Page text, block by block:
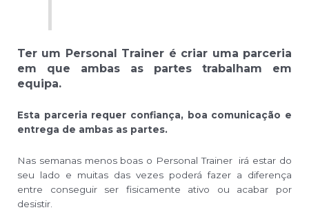
Ter um Personal Trainer é criar uma parceria
em que ambas as partes trabalham em
equipa.
Esta parceria requer confiança, boa comunicação e
entrega de ambas as partes.
Nas semanas menos boas o Personal Trainer irá estar do
seu lado e muitas das vezes poderá fazer a diferença
entre conseguir ser fisicamente ativo ou acabar por
desistir.